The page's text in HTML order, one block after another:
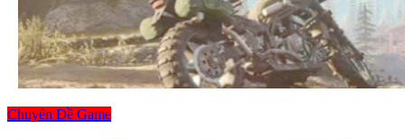
Chuyên Đề Game